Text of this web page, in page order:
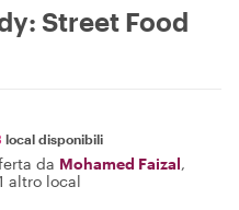
Street Food
local disponibili
da Mohamed Faizal,
altro local